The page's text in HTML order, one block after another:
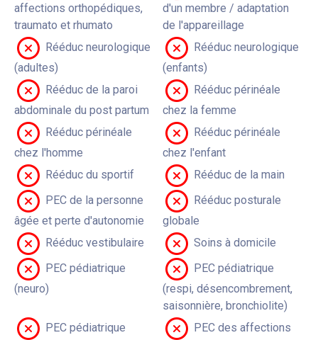
affections orthopédiques,
traumato et rhumato
d'un membre / adaptation
de l'appareillage
Rééduc neurologique
(adultes)
Rééduc neurologique
(enfants)
Rééduc de la paroi
abdominale du post partum
Rééduc périnéale
chez la femme
Rééduc périnéale
chez l'homme
Rééduc périnéale
chez l'enfant
Rééduc du sportif
Rééduc de la main
PEC de la personne
âgée et perte d'autonomie
Rééduc posturale
globale
Rééduc vestibulaire
Soins à domicile
PEC pédiatrique
(neuro)
PEC pédiatrique
(respi, désencombrement,
saisonnière, bronchiolite)
PEC pédiatrique
PEC des affections